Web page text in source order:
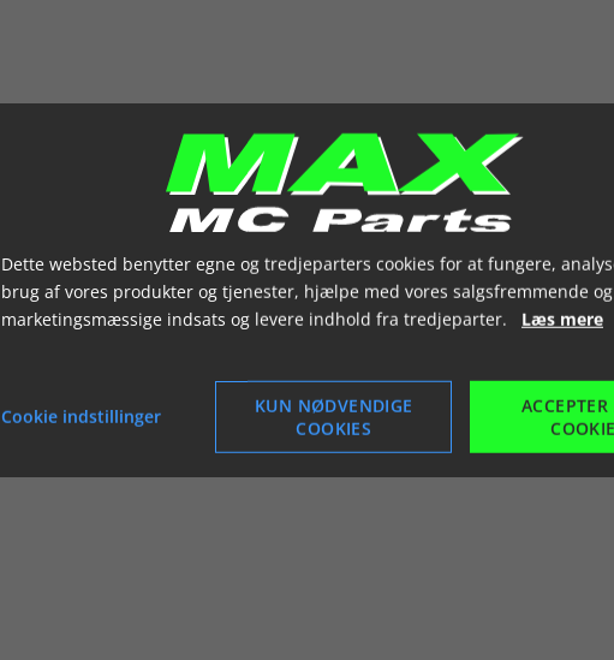
Dette websted benytter egne og tredjeparters cookies for at fungere,
brug af vores produkter og tjenester, hjælpe med vores salgsfremmende og
marketingsmæssige indsats og levere indhold fra tredjeparter. Læs mere
Cookie indstillinger
KUN NØDVENDIGE
COOKIES